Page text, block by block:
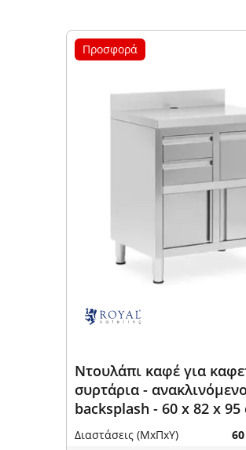
Προσφορά
Ντουλάπι καφέ για
συρτάρια -
backsplash - 60 x 82 x 95
Catering
Διαστάσεις (ΜxΠxΥ)